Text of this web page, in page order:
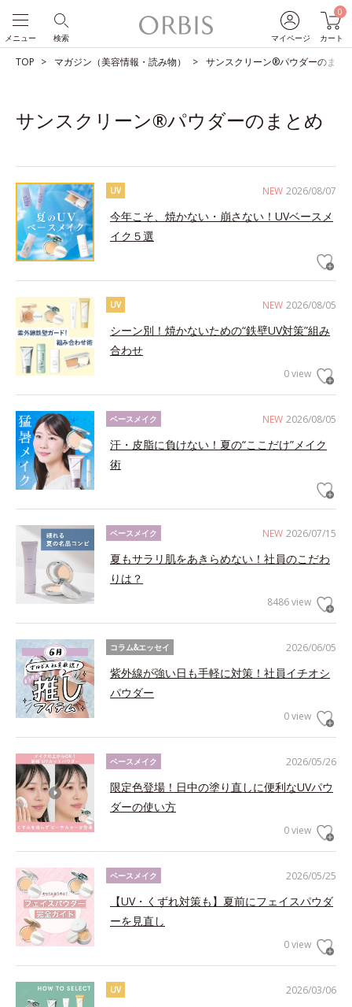
マイページ
0
カート
検索
メニュー
TOP マガジン（美容情報・読み物） サンスクリーン®パウダーのまと
サンスクリーン®パウダーのまとめ
NEW 2026/08/07
UV
今年こそ、焼かない・崩さない！UVベースメ
イク５選
NEW 2026/08/05
UV
シーン別！焼かないための“鉄壁UV対策”組み
合わせ
0 view
NEW 2026/08/05
ベースメイク
汗・皮脂に負けない！夏の“ここだけ”メイク
術
NEW 2026/07/15
ベースメイク
夏もサラリ肌をあきらめない！社員のこだわ
りは？
8486 view
2026/06/05
コラム&エッセイ
紫外線が強い日も手軽に対策！社員イチオシ
パウダー
0 view
2026/05/26
ベースメイク
限定色登場！日中の塗り直しに便利なUVパウ
ダーの使い方
0 view
2026/05/25
ベースメイク
【UV・くずれ対策も】夏前にフェイスパウダ
ーを見直し
0 view
2026/03/06
UV